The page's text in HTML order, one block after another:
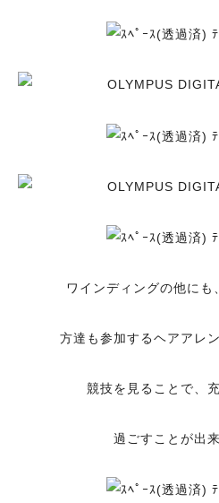
ワインディングの他にも
方達も参加するヘアアレ
競技を見ることで、
過ごすことが出